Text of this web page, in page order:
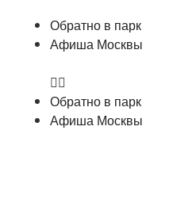
Обратно в парк
Афиша Москвы
Обратно в парк
Афиша Москвы